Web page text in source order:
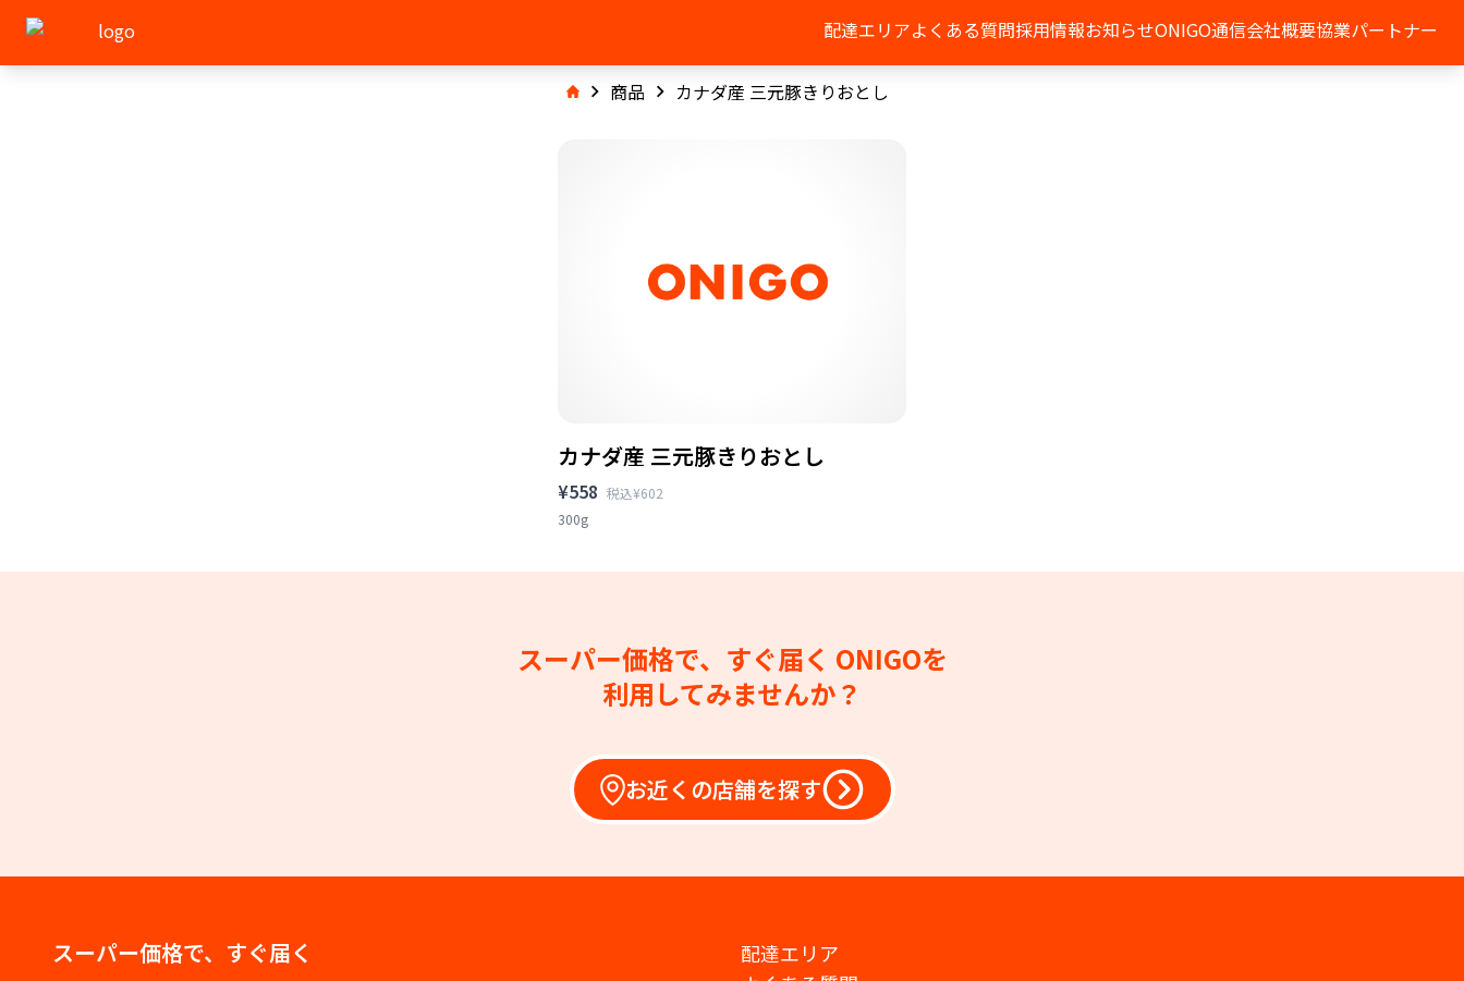
配達エリアよくある質問採用情報お知らせONIGO通信会社概要協業パートナー
商品 カナダ産 三元豚きりおとし
カナダ産 三元豚きりおとし
¥558 税込¥602
300g
スーパー価格で、すぐ届く ONIGOを
利用してみませんか？
お近くの店舗を探す
スーパー価格で、すぐ届く
配達エリア